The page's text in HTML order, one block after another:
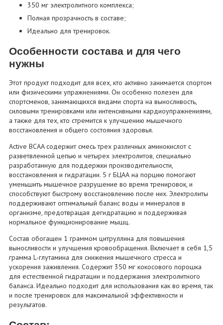
350 мг электролитного комплекса;
Полная прозрачность в составе;
Идеально для тренировок.
Особенности состава и для чего
нужны
Этот продукт подходит для всех, кто активно занимается спортом
или физическими упражнениями. Он особенно полезен для
спортсменов, занимающихся видами спорта на выносливость,
силовыми тренировками или интенсивными кардиоупражнениями,
а также для тех, кто стремится к улучшению мышечного
восстановления и общего состояния здоровья.
Active BCAA содержит смесь трех различных аминокислот с
разветвленной цепью и четырех электролитов, специально
разработанную для поддержки производительности,
восстановления и гидратации. 5 г БЦАА на порцию помогают
уменьшить мышечное разрушение во время тренировок, и
способствуют быстрому восстановлению после них. Электролиты
поддерживают оптимальный баланс воды и минералов в
организме, предотвращая дегидратацию и поддерживая
нормальное функционирование мышц.
Состав обогащен 1 граммом цитруллина для повышения
выносливости и улучшения кровообращения. Включает в себя 1,5
грамма L-глутамина для снижения мышечного стресса и
ускорения заживления. Содержит 350 мг кокосового порошка
для естественной гидратации и поддержания электролитного
баланса. Идеально подходит для использования как во время, так
и после тренировок для максимальной эффективности и
результатов.